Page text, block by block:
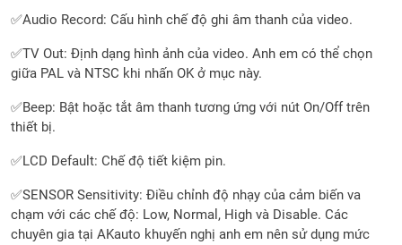
✅Audio Record: Cấu hình chế độ ghi âm thanh của video.
✅TV Out: Định dạng hình ảnh của video. Anh em có thể chọn
giữa PAL và NTSC khi nhấn OK ở mục này.
✅Beep: Bật hoặc tắt âm thanh tương ứng với nút On/Off trên
thiết bị.
✅LCD Default: Chế độ tiết kiệm pin.
✅SENSOR Sensitivity: Điều chỉnh độ nhạy của cảm biến va
chạm với các chế độ: Low, Normal, High và Disable. Các
chuyên gia tại AKauto khuyến nghị anh em nên sử dụng mức